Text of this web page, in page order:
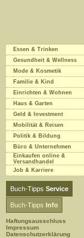
Essen & Trinken
Gesundheit & Wellness
Mode & Kosmetik
Familie & Kind
Einrichten & Wohnen
Haus & Garten
Geld & Investment
Mobilität & Reisen
Politik & Bildung
Büro & Unternehmen
Einkaufen online &
Versandhandel
Job & Karriere
Buch-Tipps Service
Buch-Tipps Info
Haftungsausschluss
Impressum
Datenschutzerklärung